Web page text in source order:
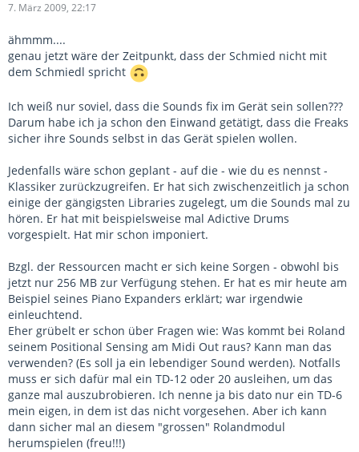
7. März 2009, 22:17
ähmmm....
genau jetzt wäre der Zeitpunkt, dass der Schmied nicht mit
dem Schmiedl spricht
Ich weiß nur soviel, dass die Sounds fix im Gerät sein sollen???
Darum habe ich ja schon den Einwand getätigt, dass die Freaks
sicher ihre Sounds selbst in das Gerät spielen wollen.
Jedenfalls wäre schon geplant - auf die - wie du es nennst -
Klassiker zurückzugreifen. Er hat sich zwischenzeitlich ja schon
einige der gängigsten Libraries zugelegt, um die Sounds mal zu
hören. Er hat mit beispielsweise mal Adictive Drums
vorgespielt. Hat mir schon imponiert.
Bzgl. der Ressourcen macht er sich keine Sorgen - obwohl bis
jetzt nur 256 MB zur Verfügung stehen. Er hat es mir heute am
Beispiel seines Piano Expanders erklärt; war irgendwie
einleuchtend.
Eher grübelt er schon über Fragen wie: Was kommt bei Roland
seinem Positional Sensing am Midi Out raus? Kann man das
verwenden? (Es soll ja ein lebendiger Sound werden). Notfalls
muss er sich dafür mal ein TD-12 oder 20 ausleihen, um das
ganze mal auszubrobieren. Ich nenne ja bis dato nur ein TD-6
mein eigen, in dem ist das nicht vorgesehen. Aber ich kann
dann sicher mal an diesem "grossen" Rolandmodul
herumspielen (freu!!!)